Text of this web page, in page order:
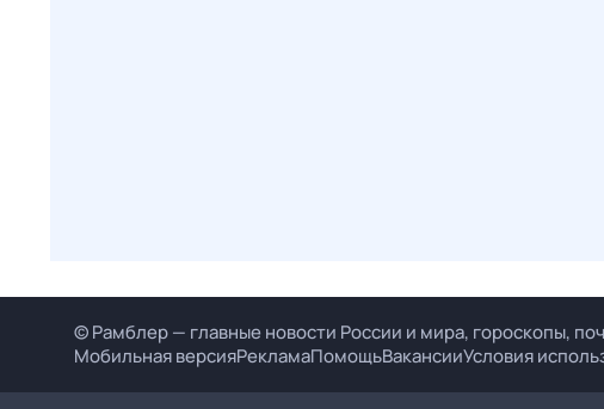
© Рамблер — главные новости России и мира, гороскопы,
Мобильная версияРекламаПомощьВакансииУсловия